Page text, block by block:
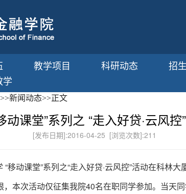
教学项目 科研动态 招
学
>>新闻动态>>正文
动课堂”系列之 “走入好贷·云风
[发布日期]:2016-04-25 [浏览次数]:211
动课堂”系列之“走入好贷·云风控”活动在科林大
本次活动仅征集我院40名在职同学参加。当天